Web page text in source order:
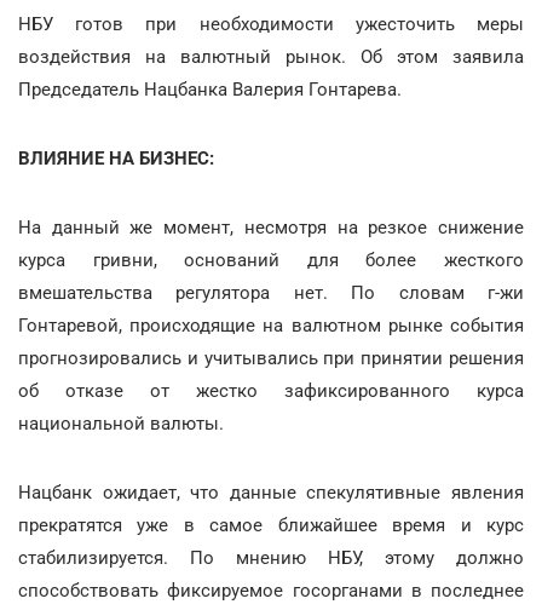
НБУ готов при необходимости ужесточить меры
воздействия на валютный рынок. Об этом заявила
Председатель Нацбанка Валерия Гонтарева.
ВЛИЯНИЕ НА БИЗНЕС:
На данный же момент, несмотря на резкое снижение
курса гривни, оснований для более жесткого
вмешательства регулятора нет. По словам г-жи
Гонтаревой, происходящие на валютном рынке события
прогнозировались и учитывались при принятии решения
об отказе от жестко зафиксированного курса
национальной валюты.
Нацбанк ожидает, что данные спекулятивные явления
прекратятся уже в самое ближайшее время и курс
стабилизируется. По мнению НБУ, этому должно
способствовать фиксируемое госорганами в последнее